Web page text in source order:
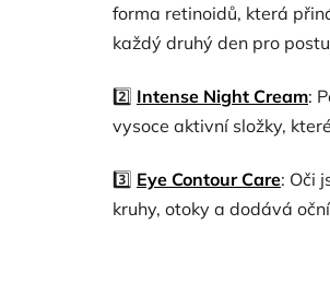
forma retinoidů, která
každý druhý den pro
2️⃣ Intense Night Cream:
vysoce aktivní složky,
3️⃣ Eye Contour Care: Oči
kruhy, otoky a dodává